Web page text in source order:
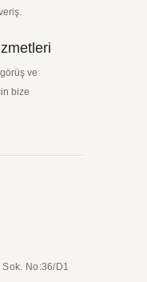
ve
bize
No:36/D1